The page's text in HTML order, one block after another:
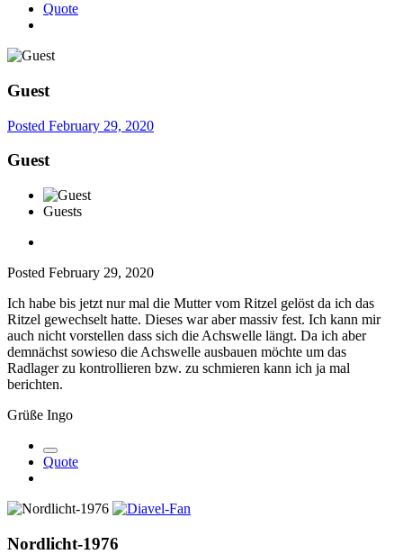
Quote
Guest
Posted February 29, 2020
Guest
Guests
Posted February 29, 2020
Ich habe bis jetzt nur mal die Mutter vom Ritzel gelöst da ich das
Ritzel gewechselt hatte. Dieses war aber massiv fest. Ich kann mir
auch nicht vorstellen dass sich die Achswelle längt. Da ich aber
demnächst sowieso die Achswelle ausbauen möchte um das
Radlager zu kontrollieren bzw. zu schmieren kann ich ja mal
berichten.
Grüße Ingo
Quote
Nordlicht-1976